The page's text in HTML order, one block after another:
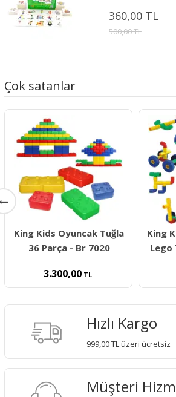
360,00 TL
500,00 TL
Çok satanlar
King Kids Oyuncak Tuğla
36 Parça - Br 7020
3.300,00TL
King
Lego
Hızlı Kargo
999,00 TL üzeri ücretsiz
Müşteri